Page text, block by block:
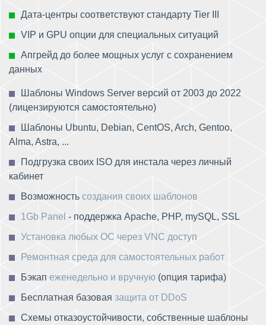
Дата-центры соответствуют стандарту Tier III
VIP и GPU опции для специальных ситуаций
Апгрейд до более мощных услуг с сохранением
данных
Шаблоны Windows Server версий от 2003 до 2022
(лицензируются самостоятельно)
Шаблоны Ubuntu, Debian, CentOS, Arch, Gentoo,
Alma, Astra, ...
Подгрузка своих ISO для инстала через личный
кабинет
Возможность создания своих шаблонов
1Gb Panel - поддержка Apache, PHP, mySQL, SSL
Установка любых ОС через VNC доступ
Ремонтная среда для самостоятельных работ
Бэкап еженедельно и вручную (опция тарифа)
Бесплатная базовая защита от DDoS
Схемы отказоустойчивости, собственные шаблоны